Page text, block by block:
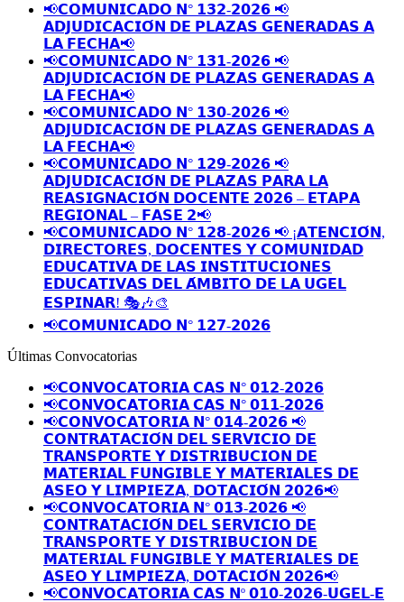
📢𝗖𝗢𝗠𝗨𝗡𝗜𝗖𝗔𝗗𝗢 𝗡° 𝟭𝟯𝟮-𝟮𝟬𝟮𝟲 📢
𝗔𝗗𝗝𝗨𝗗𝗜𝗖𝗔𝗖𝗜𝗢́𝗡 𝗗𝗘 𝗣𝗟𝗔𝗭𝗔𝗦 𝗚𝗘𝗡𝗘𝗥𝗔𝗗𝗔𝗦 𝗔
𝗟𝗔 𝗙𝗘𝗖𝗛𝗔📢
📢𝗖𝗢𝗠𝗨𝗡𝗜𝗖𝗔𝗗𝗢 𝗡° 𝟭𝟯𝟭-𝟮𝟬𝟮𝟲 📢
𝗔𝗗𝗝𝗨𝗗𝗜𝗖𝗔𝗖𝗜𝗢́𝗡 𝗗𝗘 𝗣𝗟𝗔𝗭𝗔𝗦 𝗚𝗘𝗡𝗘𝗥𝗔𝗗𝗔𝗦 𝗔
𝗟𝗔 𝗙𝗘𝗖𝗛𝗔📢
📢𝗖𝗢𝗠𝗨𝗡𝗜𝗖𝗔𝗗𝗢 𝗡° 𝟭𝟯𝟬-𝟮𝟬𝟮𝟲 📢
𝗔𝗗𝗝𝗨𝗗𝗜𝗖𝗔𝗖𝗜𝗢́𝗡 𝗗𝗘 𝗣𝗟𝗔𝗭𝗔𝗦 𝗚𝗘𝗡𝗘𝗥𝗔𝗗𝗔𝗦 𝗔
𝗟𝗔 𝗙𝗘𝗖𝗛𝗔📢
📢𝗖𝗢𝗠𝗨𝗡𝗜𝗖𝗔𝗗𝗢 𝗡° 𝟭𝟮𝟵-𝟮𝟬𝟮𝟲 📢
𝗔𝗗𝗝𝗨𝗗𝗜𝗖𝗔𝗖𝗜𝗢́𝗡 𝗗𝗘 𝗣𝗟𝗔𝗭𝗔𝗦 𝗣𝗔𝗥𝗔 𝗟𝗔
𝗥𝗘𝗔𝗦𝗜𝗚𝗡𝗔𝗖𝗜𝗢́𝗡 𝗗𝗢𝗖𝗘𝗡𝗧𝗘 𝟮𝟬𝟮𝟲 – 𝗘𝗧𝗔𝗣𝗔
𝗥𝗘𝗚𝗜𝗢𝗡𝗔𝗟 – 𝗙𝗔𝗦𝗘 𝟮📢
📢𝗖𝗢𝗠𝗨𝗡𝗜𝗖𝗔𝗗𝗢 𝗡° 𝟭𝟮𝟴-𝟮𝟬𝟮𝟲 📢 ¡𝗔𝗧𝗘𝗡𝗖𝗜𝗢́𝗡,
𝗗𝗜𝗥𝗘𝗖𝗧𝗢𝗥𝗘𝗦, 𝗗𝗢𝗖𝗘𝗡𝗧𝗘𝗦 𝗬 𝗖𝗢𝗠𝗨𝗡𝗜𝗗𝗔𝗗
𝗘𝗗𝗨𝗖𝗔𝗧𝗜𝗩𝗔 𝗗𝗘 𝗟𝗔𝗦 𝗜𝗡𝗦𝗧𝗜𝗧𝗨𝗖𝗜𝗢𝗡𝗘𝗦
𝗘𝗗𝗨𝗖𝗔𝗧𝗜𝗩𝗔𝗦 𝗗𝗘𝗟 𝗔́𝗠𝗕𝗜𝗧𝗢 𝗗𝗘 𝗟𝗔 𝗨𝗚𝗘𝗟
𝗘𝗦𝗣𝗜𝗡𝗔𝗥! 🎭🎶🎨
📢𝗖𝗢𝗠𝗨𝗡𝗜𝗖𝗔𝗗𝗢 𝗡° 𝟭𝟮𝟳-𝟮𝟬𝟮𝟲
Últimas Convocatorias
📢𝗖𝗢𝗡𝗩𝗢𝗖𝗔𝗧𝗢𝗥𝗜𝗔 𝗖𝗔𝗦 𝗡° 𝟬𝟭𝟮-𝟮𝟬𝟮𝟲
📢𝗖𝗢𝗡𝗩𝗢𝗖𝗔𝗧𝗢𝗥𝗜𝗔 𝗖𝗔𝗦 𝗡° 𝟬𝟭𝟭-𝟮𝟬𝟮𝟲
📢𝗖𝗢𝗡𝗩𝗢𝗖𝗔𝗧𝗢𝗥𝗜𝗔 𝗡° 𝟬𝟭𝟰-𝟮𝟬𝟮𝟲 📢
𝗖𝗢𝗡𝗧𝗥𝗔𝗧𝗔𝗖𝗜𝗢́𝗡 𝗗𝗘𝗟 𝗦𝗘𝗥𝗩𝗜𝗖𝗜𝗢 𝗗𝗘
𝗧𝗥𝗔𝗡𝗦𝗣𝗢𝗥𝗧𝗘 𝗬 𝗗𝗜𝗦𝗧𝗥𝗜𝗕𝗨𝗖𝗜𝗢𝗡 𝗗𝗘
𝗠𝗔𝗧𝗘𝗥𝗜𝗔𝗟 𝗙𝗨𝗡𝗚𝗜𝗕𝗟𝗘 𝗬 𝗠𝗔𝗧𝗘𝗥𝗜𝗔𝗟𝗘𝗦 𝗗𝗘
𝗔𝗦𝗘𝗢 𝗬 𝗟𝗜𝗠𝗣𝗜𝗘𝗭𝗔, 𝗗𝗢𝗧𝗔𝗖𝗜𝗢́𝗡 𝟮𝟬𝟮𝟲📢
📢𝗖𝗢𝗡𝗩𝗢𝗖𝗔𝗧𝗢𝗥𝗜𝗔 𝗡° 𝟬𝟭𝟯-𝟮𝟬𝟮𝟲 📢
𝗖𝗢𝗡𝗧𝗥𝗔𝗧𝗔𝗖𝗜𝗢́𝗡 𝗗𝗘𝗟 𝗦𝗘𝗥𝗩𝗜𝗖𝗜𝗢 𝗗𝗘
𝗧𝗥𝗔𝗡𝗦𝗣𝗢𝗥𝗧𝗘 𝗬 𝗗𝗜𝗦𝗧𝗥𝗜𝗕𝗨𝗖𝗜𝗢𝗡 𝗗𝗘
𝗠𝗔𝗧𝗘𝗥𝗜𝗔𝗟 𝗙𝗨𝗡𝗚𝗜𝗕𝗟𝗘 𝗬 𝗠𝗔𝗧𝗘𝗥𝗜𝗔𝗟𝗘𝗦 𝗗𝗘
𝗔𝗦𝗘𝗢 𝗬 𝗟𝗜𝗠𝗣𝗜𝗘𝗭𝗔, 𝗗𝗢𝗧𝗔𝗖𝗜𝗢́𝗡 𝟮𝟬𝟮𝟲📢
📢𝗖𝗢𝗡𝗩𝗢𝗖𝗔𝗧𝗢𝗥𝗜𝗔 𝗖𝗔𝗦 𝗡º 𝟬𝟭𝟬-𝟮𝟬𝟮𝟲-𝗨𝗚𝗘𝗟-𝗘